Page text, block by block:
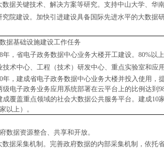
数据关键技术、解决方案等研究。支持中山大学、
院建设。加快引进建设具备国际先进水平的大数据
据基础设施建设工作任务
，省电子政务数据中心业务大楼开工建设。80%以
技术中心、工程（技术）研发中心、重点实验室和应
，建成省电子政务数据中心业务大楼并投入使用，
级电子政务业务应用系统部署在云平台上的比例达到
成覆盖重点领域的社会大数据公共服务平台。建成
以上）。
数据资源整合、共享和开放。
据采集机制。完善政府数据的内部采集机制，依托